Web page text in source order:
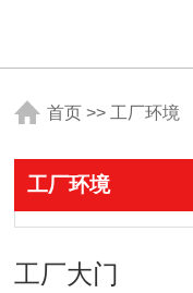
首页 >> 工厂环境
工厂环境
工厂大门